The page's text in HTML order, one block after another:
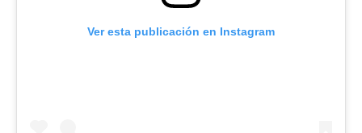
Ver esta publicación en Instagram